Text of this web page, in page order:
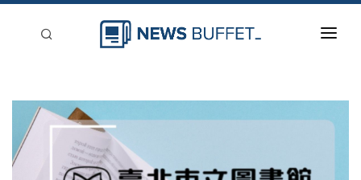
新聞稿分類
刊登